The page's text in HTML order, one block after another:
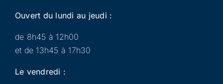
Ouvert du lundi au jeudi :
de 8h45 à 12h00
et de 13h45 à 17h30
Le vendredi :